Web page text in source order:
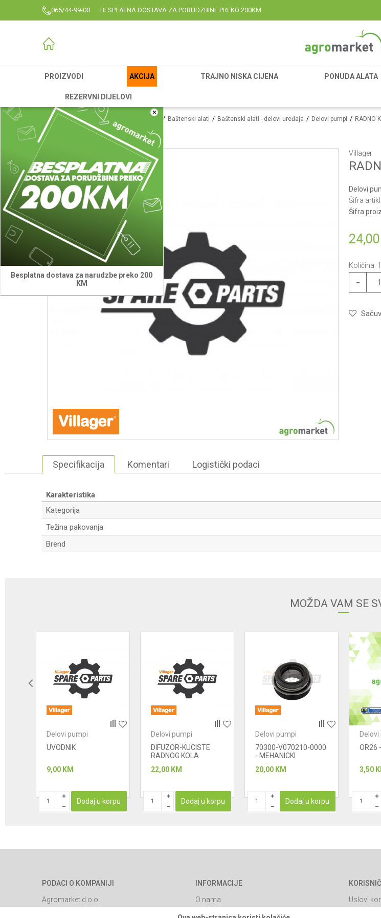
066/44-99-00 BESPLATNA DOSTAVA ZA PORUDZBINE PREKO 200KM
PROIZVODI AKCIJA TRAJNO NISKA CIJENA PONUDA ALATA
REZERVNI DIJELOVI
×
Besplatna dostava za narudzbe preko 200
KM
Agromarket Proizvodi Baštenski alati Baštenski alati - delovi uređaja Delovi pumpi RADNO
Villager
Delovi
Šifra
Šifra
24,00
Količina: 1
Specifikacija Komentari Logistički podaci
Karakteristika
Kategorija
Težina pakovanja
Brend
MOŽDA VAM SE
Delovi pumpi
UVODNIK
9,00 KM
Dodaj u korpu
Delovi pumpi
DIFUZOR-KUCISTE
RADNOG KOLA
22,00 KM
Dodaj u korpu
Delovi pumpi
70300-V070210-0000
- MEHANICKI
MANZETNA
20,00 KM
Dodaj u korpu
OR26
3,50
PODACI O KOMPANIJI
Agromarket d.o.o.
INFORMACIJE
O nama
Brendovi
Uslovi